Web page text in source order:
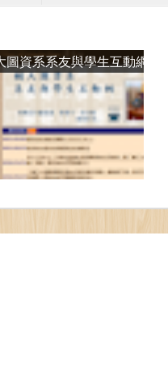
以VirtualBox架設Koha的緣由、過程與感想